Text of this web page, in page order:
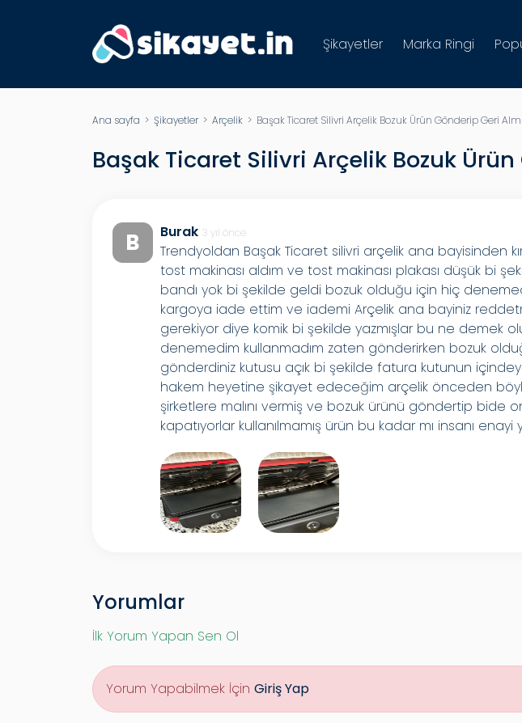
Şikayetler Marka Ringi
Ana sayfa > Şikayetler> Arçelik > Başak Ticaret Silivri Arçelik Bozuk Ürün Gönderip Geri
Başak Ticaret Silivri Arçelik Bozuk
B Burak 3 yıl önce
Trendyoldan Başak Ticaret silivri arçelik ana bayisinden
tost makinası aldım ve tost makinası plakası düşük bi
bandı yok bi şekilde geldi bozuk olduğu için hiç
kargoya iade ettim ve iademi Arçelik ana bayiniz
gerekiyor diye komik bi şekilde yazmışlar bu ne demek
denemedim kullanmadım zaten gönderirken bozuk
gönderdiniz kutusu açık bi şekilde fatura kutunun
hakem heyetine şikayet edeceğim arçelik önceden
şirketlere malını vermiş ve bozuk ürünü göndertip bide
kapatıyorlar kullanılmamış ürün bu kadar mı insanı
Yorumlar
İlk Yorum Yapan Sen Ol
Yorum Yapabilmek İçin Giriş Yap